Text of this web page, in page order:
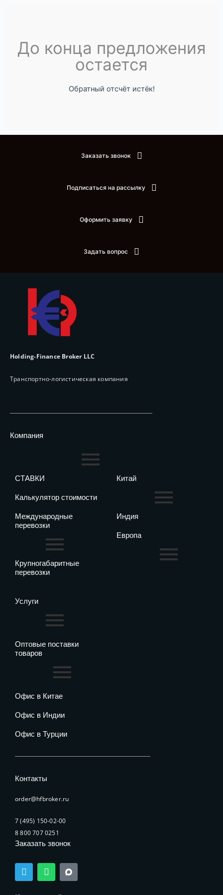
До конца предложения
остается
Обратный отсчёт истёк!
Заказать звонок
Подписаться на рассылку
Оформить заявку
Задать вопрос
Holding-Finance Broker LLC
Транспортно-логистическая компания
Компания
СТАВКИ
Калькулятор стоимости
Международные
перевозки
Крупногабаритные
перевозки
Китай
Индия
Европа
Услуги
Оптовые поставки
товаров
Офис в Китае
Офис в Индии
Офис в Турции
Контакты
order@hfbroker.ru
7 (495) 150-02-00
8 800 707 0251
Заказать звонок
T
e
W
h